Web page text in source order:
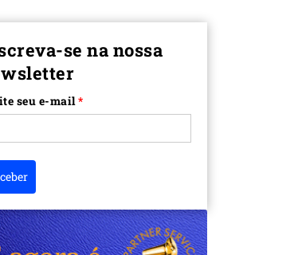
se na nossa
seu e-mail*